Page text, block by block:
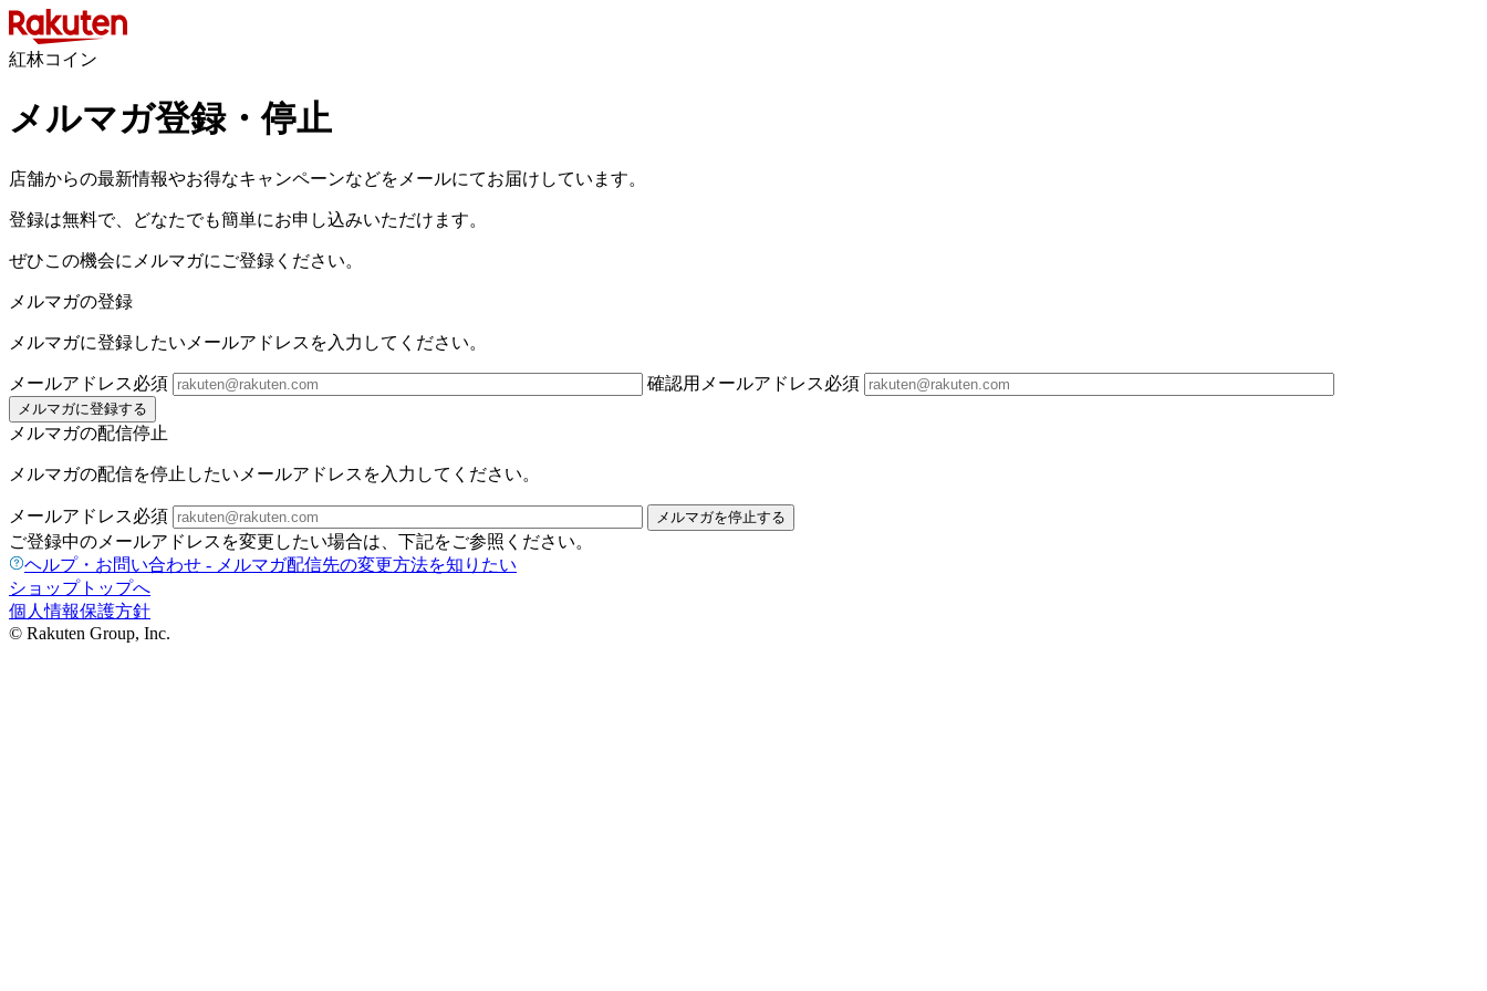
紅林コイン
メルマガ登録・停止
店舗からの最新情報やお得なキャンペーンなどをメールにてお届けしています。
登録は無料で、どなたでも簡単にお申し込みいただけます。
ぜひこの機会にメルマガにご登録ください。
メルマガの登録
メルマガに登録したいメールアドレスを入力してください。
メールアドレス必須 確認用メールアドレス必須
メルマガに登録する
メルマガの配信停止
メルマガの配信を停止したいメールアドレスを入力してください。
メールアドレス必須 メルマガを停止する
ご登録中のメールアドレスを変更したい場合は、下記をご参照ください。
ヘルプ・お問い合わせ - メルマガ配信先の変更方法を知りたい
ショップトップへ
個人情報保護方針
© Rakuten Group, Inc.